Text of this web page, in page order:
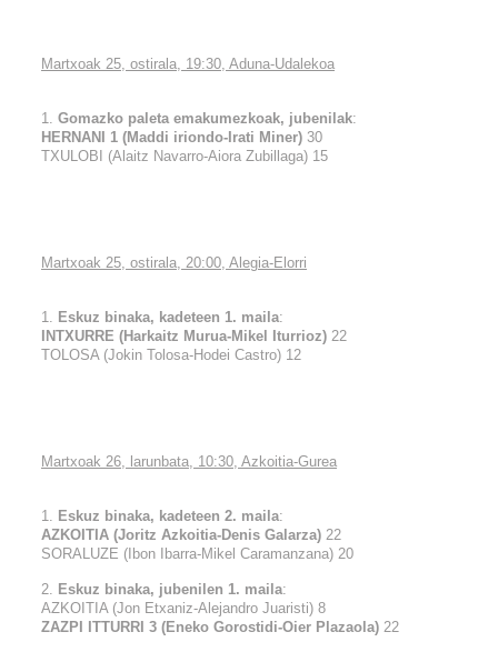
Martxoak 25, ostirala, 19:30, Aduna-Udalekoa
1. Gomazko paleta emakumezkoak, jubenilak:
HERNANI 1 (Maddi iriondo-Irati Miner) 30
TXULOBI (Alaitz Navarro-Aiora Zubillaga) 15
Martxoak 25, ostirala, 20:00, Alegia-Elorri
1. Eskuz binaka, kadeteen 1. maila:
INTXURRE (Harkaitz Murua-Mikel Iturrioz) 22
TOLOSA (Jokin Tolosa-Hodei Castro) 12
Martxoak 26, larunbata, 10:30, Azkoitia-Gurea
1. Eskuz binaka, kadeteen 2. maila:
AZKOITIA (Joritz Azkoitia-Denis Galarza) 22
SORALUZE (Ibon Ibarra-Mikel Caramanzana) 20
2. Eskuz binaka, jubenilen 1. maila:
AZKOITIA (Jon Etxaniz-Alejandro Juaristi) 8
ZAZPI ITTURRI 3 (Eneko Gorostidi-Oier Plazaola) 22